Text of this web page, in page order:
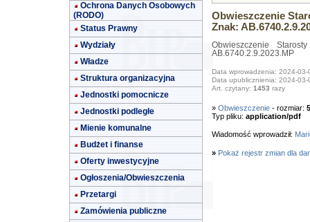
Ochrona Danych Osobowych
(RODO)
Status Prawny
Wydziały
Władze
Struktura organizacyjna
Jednostki pomocnicze
Jednostki podległe
Mienie komunalne
Budżet i finanse
Oferty inwestycyjne
Ogłoszenia/Obwieszczenia
Przetargi
Zamówienia publiczne
Obwieszczenie
Znak:
Obwieszczenie
AB.6740.2.9.2023.MP
Data wprowadzenia: 2024-03-
Data upublicznienia: 2024-03-
Art. czytany: 1453 razy
» Obwieszczenie - rozmiar:
Typ pliku: application/pdf
Wiadomość wprowadził:
» Pokaż rejestr zmian dla